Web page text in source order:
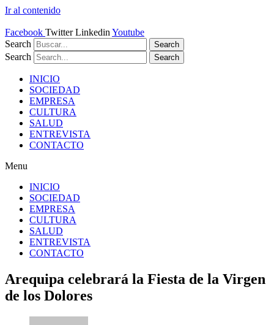
Ir al contenido
Facebook Twitter Linkedin Youtube
Search
Search
Search Search
INICIO
SOCIEDAD
EMPRESA
CULTURA
SALUD
ENTREVISTA
CONTACTO
Menu
INICIO
SOCIEDAD
EMPRESA
CULTURA
SALUD
ENTREVISTA
CONTACTO
Arequipa celebrará la Fiesta de la Virgen
de los Dolores